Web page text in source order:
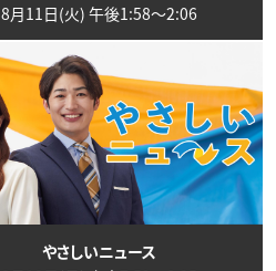
8月11日(火) 午後1:58〜2:06
やさしいニュース